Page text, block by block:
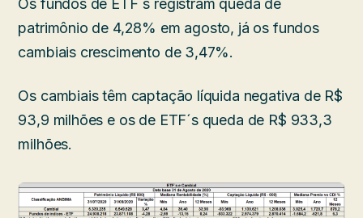
Os fundos de ETF´s registram queda de
patrimônio de 4,28% em agosto, já os fundos
cambiais crescimento de 3,47%.
Os cambiais têm captação líquida negativa de R$
93,9 milhões e os de ETF´s queda de R$ 933,3
milhões.